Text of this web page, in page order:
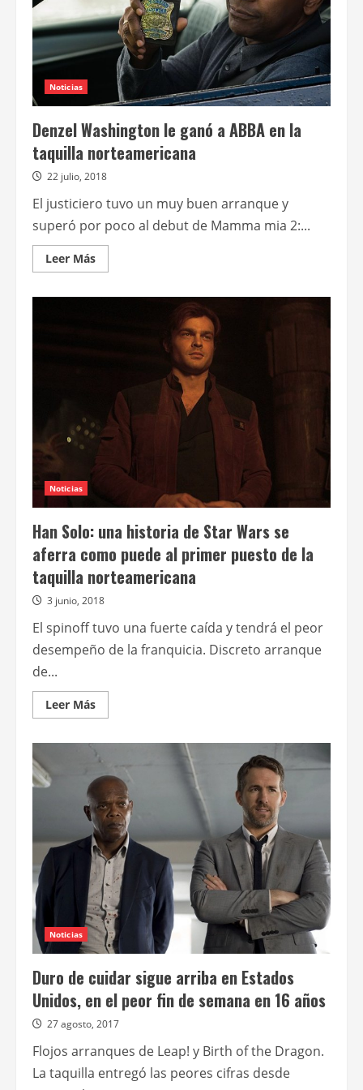
Noticias
Denzel Washington le ganó a ABBA en la
taquilla norteamericana
22 julio, 2018
El justiciero tuvo un muy buen arranque y
superó por poco al debut de Mamma mia 2:...
Leer MásLeer
más
taquilla
norteamericana
Noticias
Han Solo: una historia de Star Wars se
aferra como puede al primer puesto de la
taquilla norteamericana
3 junio, 2018
El spinoff tuvo una fuerte caída y tendrá el peor
desempeño de la franquicia. Discreto arranque
de...
Leer MásLeer
más
Han
Solo:
una
historia
de
Star
Wars
se
aferra
como
puede
al
primer
puesto
de
la
taquilla
norteamericana
Noticias
Duro de cuidar sigue arriba en Estados
Unidos, en el peor fin de semana en 16 años
27 agosto, 2017
Flojos arranques de Leap! y Birth of the Dragon.
La taquilla entregó las peores cifras desde